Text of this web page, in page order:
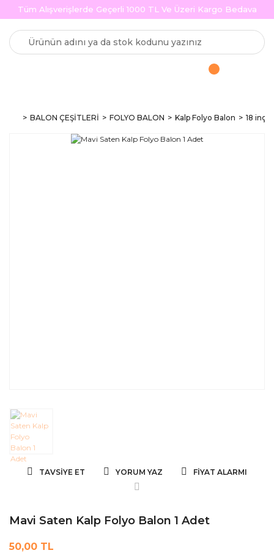
Tüm Alışverişlerde Geçerli 1000 TL Ve Üzeri Kargo Bedava
BALON ÇEŞİTLERİ FOLYO BALON Kalp Folyo Balon 18 inç
TAVSIYE ET YORUM YAZ FIYAT ALARMI
Mavi Saten Kalp Folyo Balon 1 Adet
50,00 TL